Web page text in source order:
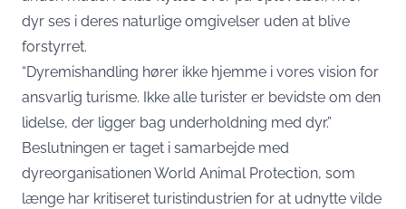
dyr ses i deres naturlige omgivelser uden at blive
forstyrret.
“Dyremishandling hører ikke hjemme i vores vision for
ansvarlig turisme. Ikke alle turister er bevidste om den
lidelse, der ligger bag underholdning med dyr.”
Beslutningen er taget i samarbejde med
dyreorganisationen World Animal Protection, som
længe har kritiseret turistindustrien for at udnytte vilde